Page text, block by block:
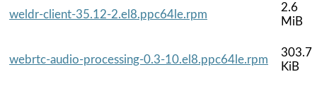
weldr-client-35.12-2.el8.ppc64le.rpm
2.6
MiB
webrtc-audio-processing-0.3-10.el8.ppc64le.rpm
303.7
KiB